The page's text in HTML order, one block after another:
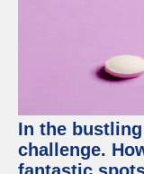
In the
challenge.